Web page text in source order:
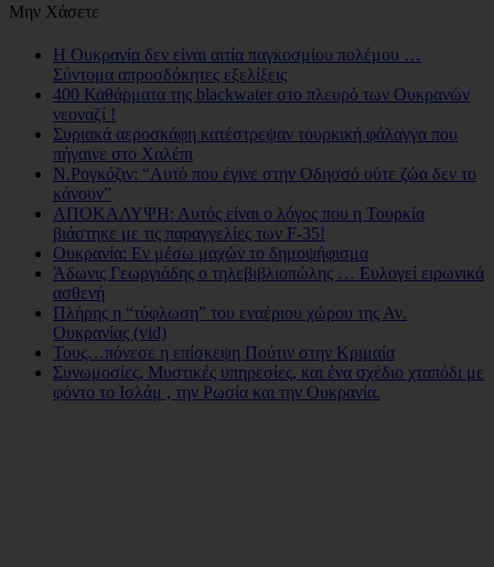
Μην Χάσετε
Η Ουκρανία δεν είναι αιτία παγκοσμίου πολέμου …
Σύντομα απροσδόκητες εξελίξεις
400 Καθάρματα της blackwater στο πλευρό των Ουκρανών
νεοναζί !
Συριακά αεροσκάφη κατέστρεψαν τουρκική φάλαγγα που
πήγαινε στο Χαλέπι
N.Ρογκόζιν: “Αυτό που έγινε στην Οδησσό ούτε ζώα δεν το
κάνουν”
ΑΠΟΚΑΛΥΨΗ: Αυτός είναι ο λόγος που η Τουρκία
βιάστηκε με τις παραγγελίες των F-35!
Ουκρανία: Εν μέσω μαχών το δημοψήφισμα
Άδωνις Γεωργιάδης ο τηλεβιβλιοπώλης … Ευλογεί ειρωνικά
ασθενή
Πλήρης η “τύφλωση” του εναέριου χώρου της Αν.
Ουκρανίας (vid)
Τους…πόνεσε η επίσκεψη Πούτιν στην Κριμαία
Συνωμοσίες, Μυστικές υπηρεσίες, και ένα σχέδιο χταπόδι με
φόντο το Ισλάμ , την Ρωσία και την Ουκρανία.